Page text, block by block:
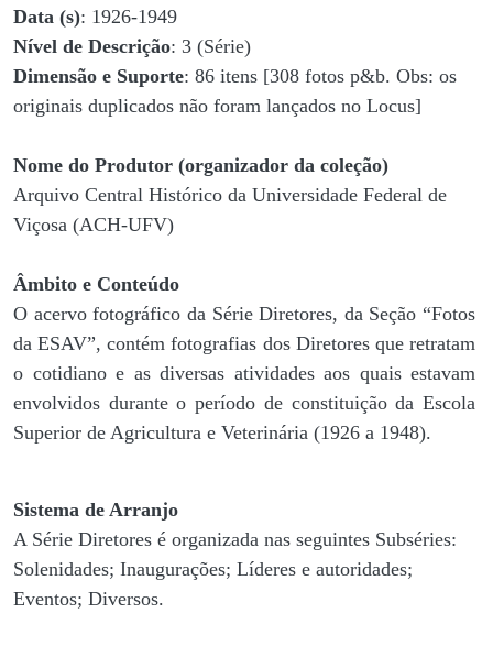
Data (s): 1926-1949
Nível de Descrição: 3 (Série)
Dimensão e Suporte: 86 itens [308 fotos p&b. Obs: os
originais duplicados não foram lançados no Locus]
Nome do Produtor (organizador da coleção)
Arquivo Central Histórico da Universidade Federal de
Viçosa (ACH-UFV)
Âmbito e Conteúdo
O acervo fotográfico da Série Diretores, da Seção “Fotos
da ESAV”, contém fotografias dos Diretores que retratam
o cotidiano e as diversas atividades aos quais estavam
envolvidos durante o período de constituição da Escola
Superior de Agricultura e Veterinária (1926 a 1948).
Sistema de Arranjo
A Série Diretores é organizada nas seguintes Subséries:
Solenidades; Inaugurações; Líderes e autoridades;
Eventos; Diversos.